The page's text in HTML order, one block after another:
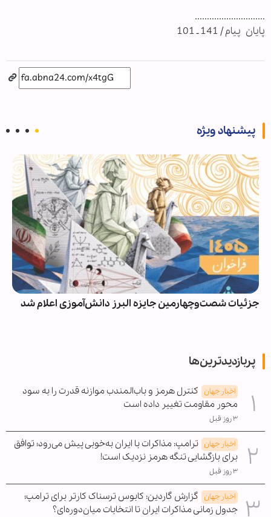
.............................
پایان پیام / 141 ـ 101
پیشنهاد ویژه
جزئیات شصت‌وچهارمین جایزه البرز دانش‌آموزی اعلام شد
پربازدیدترین‌ها
اخبار جهان کنترل هرمز و باب‌المندب موازنه قدرت را به سود
محور مقاومت تغییر داده است
۳ روز قبل
اخبار جهان ترامپ: مذاکرات با ایران به‌خوبی پیش می‌رود؛ توافق
برای بازگشایی تنگه هرمز نزدیک است!
۳ روز قبل
اخبار جهان گزارش گاردین: کابوس ترسناک کارتر برای ترامپ؛
جدول زمانی مذاکرات ایران تا انتخابات میان‌دوره‌ای؟